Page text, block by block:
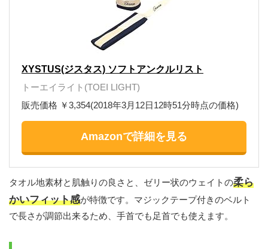
XYSTUS(ジスタス) ソフトアンクルリスト
トーエイライト(TOEI LIGHT)
販売価格 ￥3,354(2018年3月12日12時51分時点の価格)
Amazonで詳細を見る
タオル地素材と肌触りの良さと、ゼリー状のウェイトの柔ら
かいフィット感が特徴です。マジックテープ付きのベルト
で長さが調節出来るため、手首でも足首でも使えます。